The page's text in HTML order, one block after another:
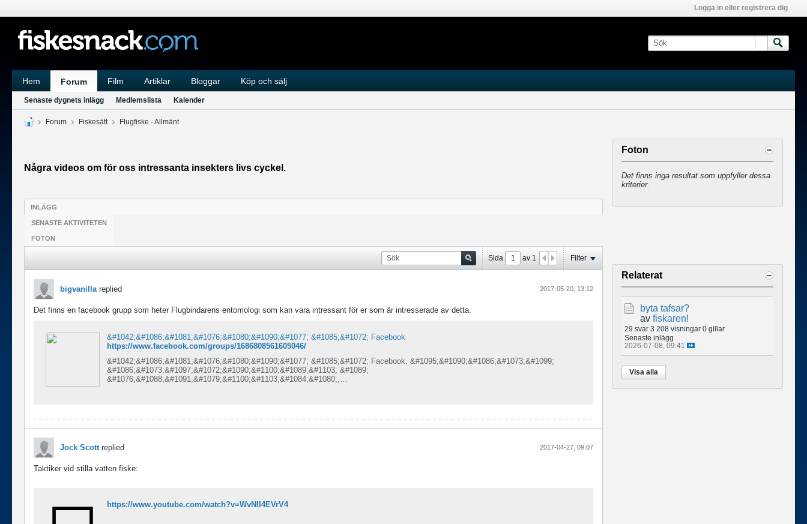
Logga in eller registrera dig
Hem Forum Film Artiklar Bloggar Köp och sälj
Senaste dygnets inlägg Medlemslista Kalender
Forum Fiskesätt Flugfiske - Allmänt
Några videos om för oss intressanta insekters livs cyckel.
INLÄGG
SENASTE AKTIVITETEN
FOTON
Sida av 1 Filter
bigvanillareplied 2017-05-20, 13:12
Det finns en facebook grupp som heter Flugbindarens entomologi som kan vara intressant för er som är intresserade av detta.
&#1042;&#1086;&#1081;&#1076;&#1080;&#1090;&#1077; &#1085;&#1072; Facebook
https://www.facebook.com/groups/1686808561605046/
&#1042;&#1086;&#1081;&#1076;&#1080;&#1090;&#1077; &#1085;&#1072; Facebook, &#1095;&#1090;&#1086;&#1073;&#1099;
&#1086;&#1073;&#1097;&#1072;&#1090;&#1100;&#1089;&#1103; &#1089;
&#1076;&#1088;&#1091;&#1079;&#1100;&#1103;&#1084;&#1080;,
Jock Scottreplied 2017-04-27, 09:07
Taktiker vid stilla vatten fiske:
https://www.youtube.com/watch?v=WvNIl4EVrV4
Foton
Det finns inga resultat som uppfyller dessa
kriterier.
Relaterat
byta tafsar?
av fiskaren!
29 svar 3 208 visningar 0 gillar
Senaste inlägg
2026-07-08, 09:41
Visa alla